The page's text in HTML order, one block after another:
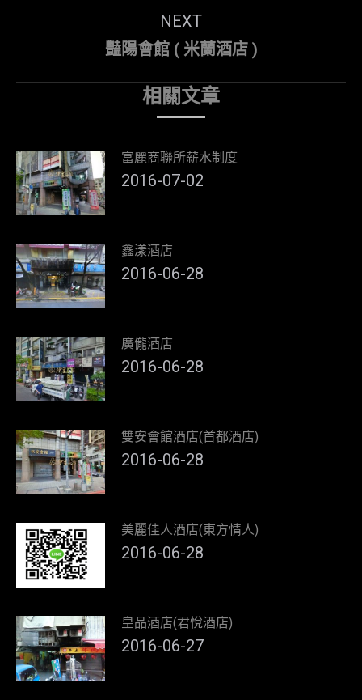
NEXT
Next
豔陽會館 ( 米蘭酒店 )
相關文章
富麗商聯所薪水制度
2016-07-02
鑫漾酒店
2016-06-28
廣儱酒店
2016-06-28
雙安會館酒店(首都酒店)
2016-06-28
美麗佳人酒店(東方情人)
2016-06-28
皇品酒店(君悅酒店)
2016-06-27